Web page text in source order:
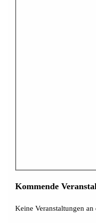
Kommende
Keine Veranstaltungen an